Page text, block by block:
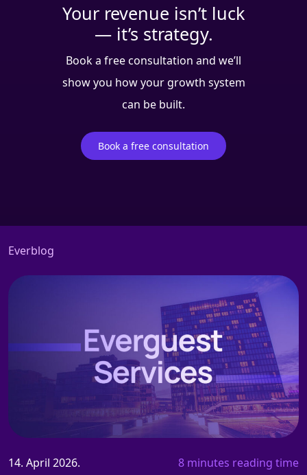
Your revenue isn’t luck
— it’s strategy.
Book a free consultation and we’ll
show you how your growth system
can be built.
Book a free consultation
Everblog
14. April 2026. 8 minutes reading time